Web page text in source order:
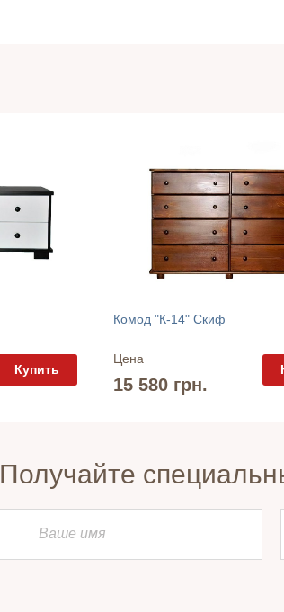
Купить
Комод "К-14" Скиф
Цена
15 580 грн.
Получайте